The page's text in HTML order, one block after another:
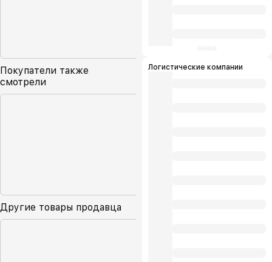
Покупатели также
смотрели
Другие товары продавца
Логистические компании